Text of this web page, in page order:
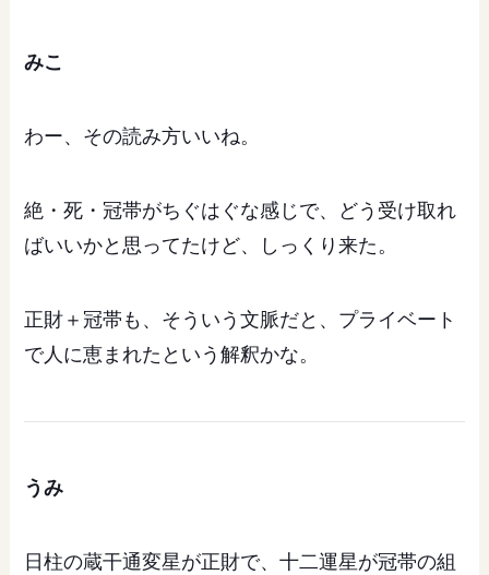
みこ
わー、その読み方いいね。
絶・死・冠帯がちぐはぐな感じで、どう受け取れ
ばいいかと思ってたけど、しっくり来た。
正財＋冠帯も、そういう文脈だと、プライベート
で人に恵まれたという解釈かな。
うみ
日柱の蔵干通変星が正財で、十二運星が冠帯の組